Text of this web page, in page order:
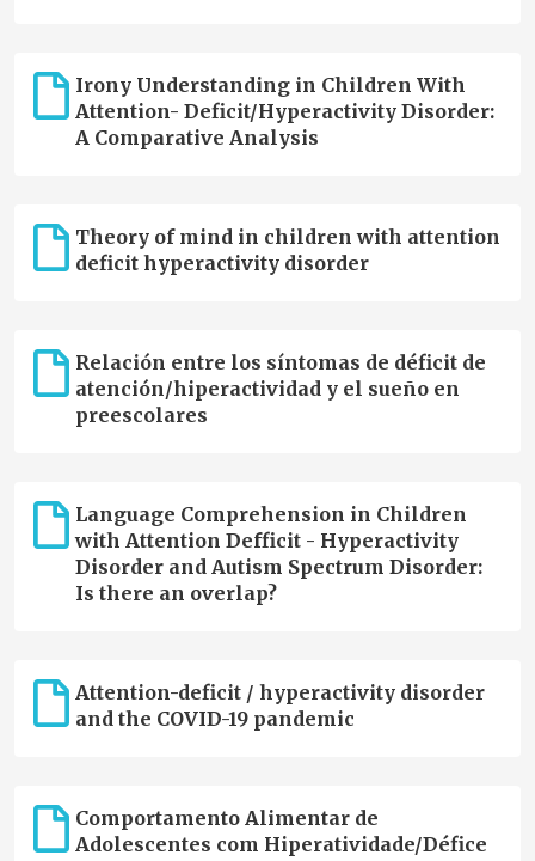
Irony Understanding in Children With
Attention- Deficit/Hyperactivity Disorder:
A Comparative Analysis
Theory of mind in children with attention
deficit hyperactivity disorder
Relación entre los síntomas de déficit de
atención/hiperactividad y el sueño en
preescolares
Language Comprehension in Children
with Attention Defficit - Hyperactivity
Disorder and Autism Spectrum Disorder:
Is there an overlap?
Attention-deficit / hyperactivity disorder
and the COVID-19 pandemic
Comportamento Alimentar de
Adolescentes com Hiperatividade/Défice